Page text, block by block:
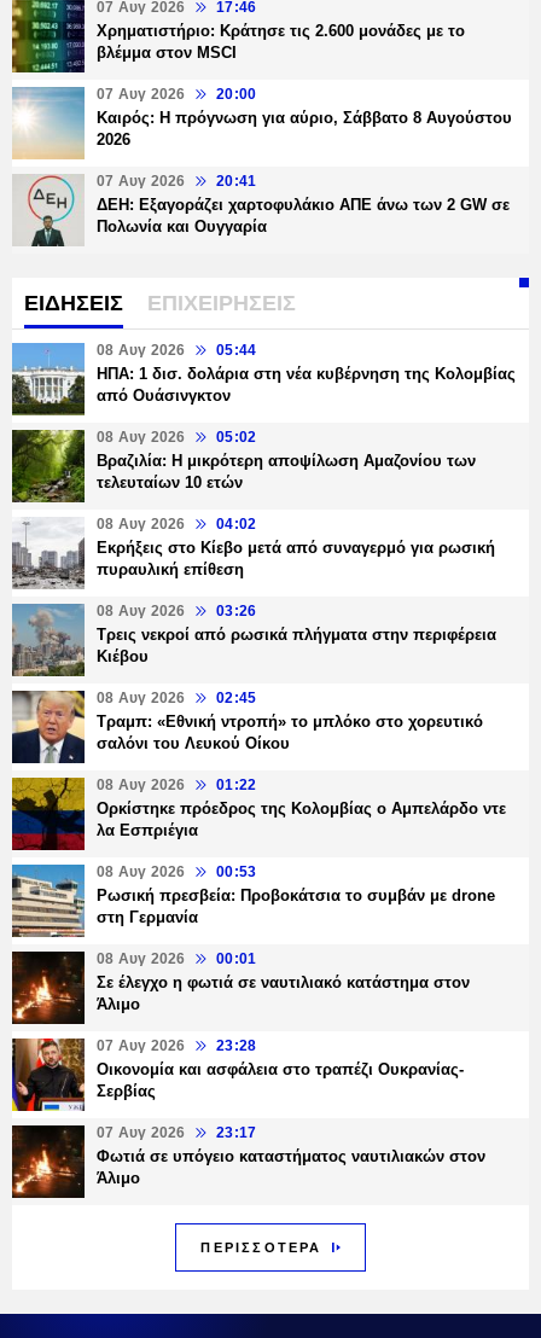
07 Αυγ 2026 17:46
Χρηματιστήριο: Κράτησε τις 2.600 μονάδες με το
βλέμμα στον MSCI
07 Αυγ 2026 20:00
Καιρός: Η πρόγνωση για αύριο, Σάββατο 8 Αυγούστου
2026
07 Αυγ 2026 20:41
ΔΕΗ: Εξαγοράζει χαρτοφυλάκιο ΑΠΕ άνω των 2 GW σε
Πολωνία και Ουγγαρία
ΕΙΔΗΣΕΙΣ ΕΠΙΧΕΙΡΗΣΕΙΣ
08 Αυγ 2026 05:44
ΗΠΑ: 1 δισ. δολάρια στη νέα κυβέρνηση της Κολομβίας
από Ουάσινγκτον
08 Αυγ 2026 05:02
Βραζιλία: Η μικρότερη αποψίλωση Αμαζονίου των
τελευταίων 10 ετών
08 Αυγ 2026 04:02
Εκρήξεις στο Κίεβο μετά από συναγερμό για ρωσική
πυραυλική επίθεση
08 Αυγ 2026 03:26
Τρεις νεκροί από ρωσικά πλήγματα στην περιφέρεια
Κιέβου
08 Αυγ 2026 02:45
Τραμπ: «Εθνική ντροπή» το μπλόκο στο χορευτικό
σαλόνι του Λευκού Οίκου
08 Αυγ 2026 01:22
Ορκίστηκε πρόεδρος της Κολομβίας ο Αμπελάρδο ντε
λα Εσπριέγια
08 Αυγ 2026 00:53
Ρωσική πρεσβεία: Προβοκάτσια το συμβάν με drone
στη Γερμανία
08 Αυγ 2026 00:01
Σε έλεγχο η φωτιά σε ναυτιλιακό κατάστημα στον
Άλιμο
07 Αυγ 2026 23:28
Οικονομία και ασφάλεια στο τραπέζι Ουκρανίας-
Σερβίας
07 Αυγ 2026 23:17
Φωτιά σε υπόγειο καταστήματος ναυτιλιακών στον
Άλιμο
ΠΕΡΙΣΣΟΤΕΡΑ